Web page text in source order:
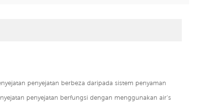
penyejatan berbeza daripada sistem penyaman
penyejatan berfungsi dengan menggunakan air's